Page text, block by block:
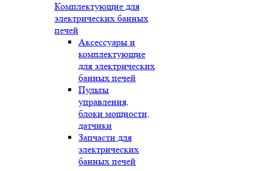
Комплектующие для
электрических банных
печей
Аксессуары и
комплектующие
для электрических
банных печей
Пульты
управления,
блоки мощности,
датчики
Запчасти для
электрических
банных печей